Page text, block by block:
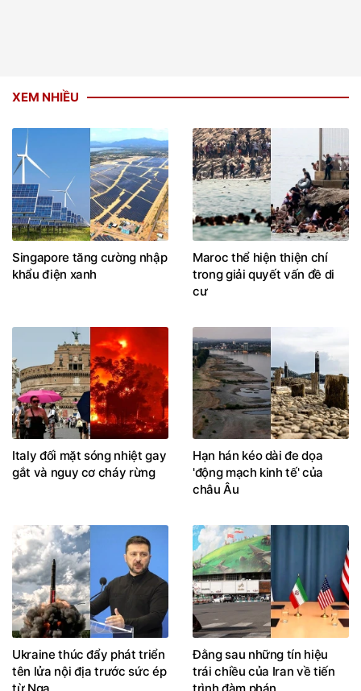
XEM NHIỀU
Singapore tăng cường nhập
khẩu điện xanh
Maroc thể hiện thiện chí
trong giải quyết vấn đề di
cư
Italy đối mặt sóng nhiệt gay
gắt và nguy cơ cháy rừng
Hạn hán kéo dài đe dọa
'động mạch kinh tế' của
châu Âu
Ukraine thúc đẩy phát triển
tên lửa nội địa trước sức ép
Đằng sau những tín hiệu
trái chiều của Iran về tiến